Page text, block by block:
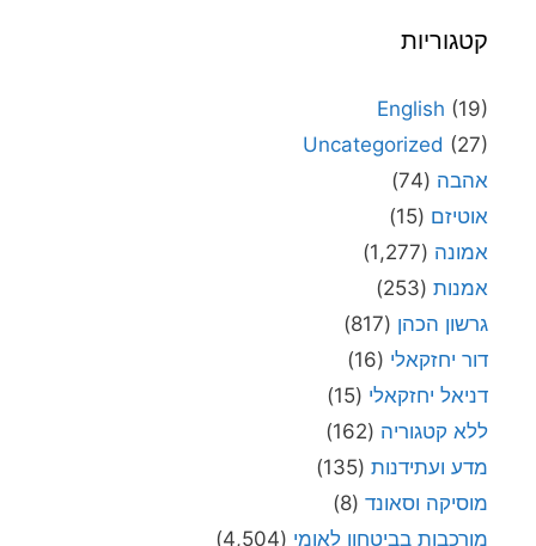
קטגוריות
English (19)
Uncategorized (27)
אהבה (74)
אוטיזם (15)
אמונה (1,277)
אמנות (253)
גרשון הכהן (817)
דור יחזקאלי (16)
דניאל יחזקאלי (15)
ללא קטגוריה (162)
מדע ועתידנות (135)
מוסיקה וסאונד (8)
מורכבות בביטחון לאומי (4,504)